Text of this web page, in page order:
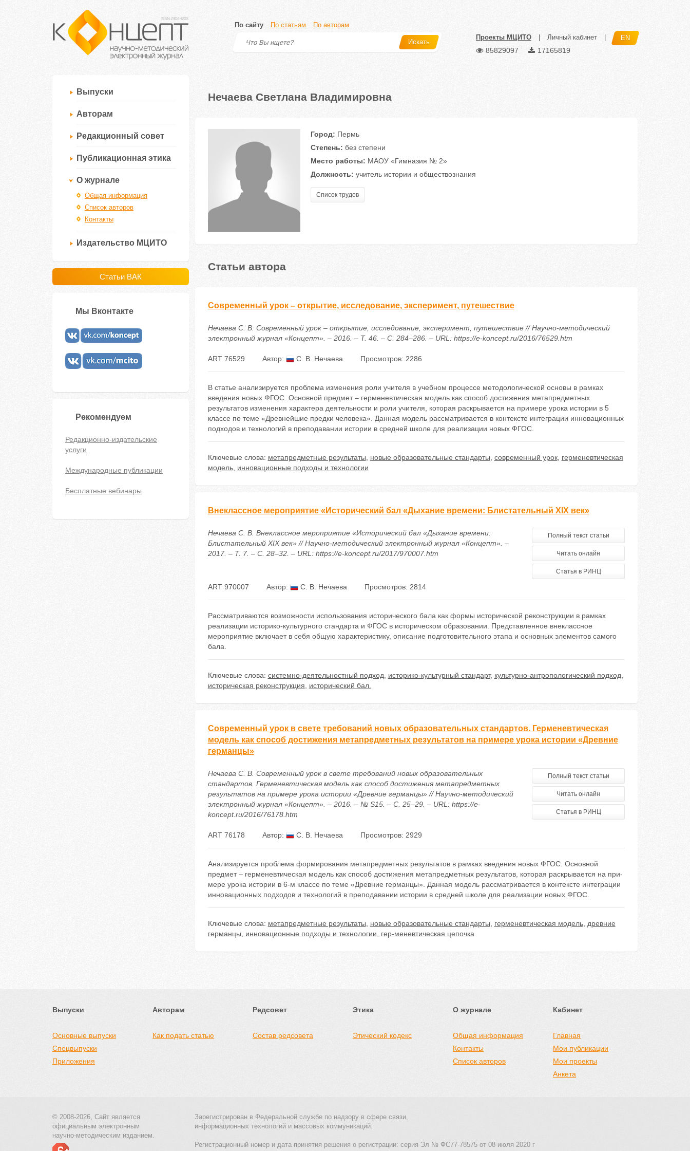
По сайту По статьям По авторам
Искать
Проекты МЦИТО Личный кабинет EN
85829097 17165819
Выпуски
Авторам
Редакционный совет
Публикационная этика
О журнале
Общая информация
Список авторов
Контакты
Издательство МЦИТО
Статьи ВАК
Мы Вконтакте
Рекомендуем
Редакционно-издательские
услуги
Международные публикации
Бесплатные вебинары
Нечаева Светлана Владимировна
Город: Пермь
Степень: без степени
Место работы: МАОУ «Гимназия № 2»
Должность: учитель истории и обществознания
Список трудов
Статьи автора
Современный урок – открытие, исследование, эксперимент, путешествие
Нечаева С. В. Современный урок – открытие, исследование, эксперимент, путешествие // Научно-методический
электронный журнал «Концепт». – 2016. – Т. 46. – С. 284–286. – URL: https://e-koncept.ru/2016/76529.htm
ART 76529 Автор: С. В. Нечаева Просмотров: 2286
В статье анализируется проблема изменения роли учителя в учебном процессе методологической основы в рамках
введения новых ФГОС. Основной предмет – герменевтическая модель как способ достижения метапредметных
результатов изменения характера деятельности и роли учителя, которая раскрывается на примере урока истории в 5
классе по теме «Древнейшие предки человека». Данная модель рассматривается в контексте интеграции инновационных
подходов и технологий в преподавании истории в средней школе для реализации новых ФГОС.
Ключевые слова: метапредметные результаты новые образовательные стандарты современный урок, герменевтическая
модель, инновационные подходы и технологии
Внеклассное мероприятие «Исторический бал «Дыхание времени: Блистательный XIX век»
Нечаева С. В. Внеклассное мероприятие «Исторический бал «Дыхание времени:
Блистательный XIX век» // Научно-методический электронный журнал «Концепт». –
2017. – Т. 7. – С. 28–32. – URL: https://e-koncept.ru/2017/970007.htm
Полный текст статьи
Читать онлайн
Статья в РИНЦ
ART 970007 Автор: С. В. Нечаева Просмотров: 2814
Рассматриваются возможности использования исторического бала как формы исторической реконструкции в рамках
реализации историко-культурного стандарта и ФГОС в историческом образовании. Представленное внеклассное
мероприятие включает в себя общую характеристику, описание подготовительного этапа и основных элементов самого
бала.
Ключевые слова: системно-деятельностный подход историко-культурный стандарт, культурно-антропологический подход
историческая реконструкция
исторический бал.
Современный урок в свете требований новых образовательных стандартов. Герменевтическая
модель как способ достижения метапредметных результатов на примере урока истории «Древние
германцы»
Нечаева С. В. Современный урок в свете требований новых образовательных
стандартов. Герменевтическая модель как способ достижения метапредметных
результатов на примере урока истории «Древние германцы» // Научно-методический
электронный журнал «Концепт». – 2016. – № S15. – С. 25–29. – URL: https://e-
koncept.ru/2016/76178.htm
Полный текст статьи
Читать онлайн
Статья в РИНЦ
ART 76178 Автор: С. В. Нечаева Просмотров: 2929
Анализируется проблема формирования метапредметных результатов в рамках введения новых ФГОС. Основной
предмет – герменевтическая модель как способ достижения метапредметных результатов, которая раскрывается на при-
мере урока истории в 6-м классе по теме «Древние германцы». Данная модель рассматривается в контексте интеграции
инновационных подходов и технологий в преподавании истории в средней школе для реализации новых ФГОС.
Ключевые слова: метапредметные результаты новые образовательные стандарты герменевтическая модель, древние
германцы
инновационные подходы и технологии гер-меневтическая цепочка
Выпуски
Основные выпуски
Спецвыпуски
Приложения
Авторам
Как подать статью
Редсовет
Состав редсовета
Этика
Этический кодекс
О журнале
Общая информация
Контакты
Список авторов
Кабинет
Главная
Мои публикации
Мои проекты
Анкета
© 2008-2026, Сайт является
официальным электронным
научно-методическим изданием.
Зарегистрирован в Федеральной службе по надзору в сфере связи,
информационных технологий и массовых коммуникаций.
Регистрационный номер и дата принятия решения о регистрации: серия Эл № ФС77-78575 от 08 июля 2020 г